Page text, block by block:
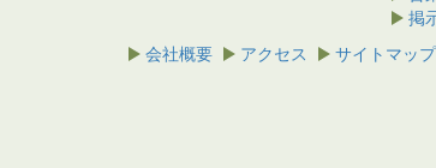
掲
会社概要 アクセス サイトマップ